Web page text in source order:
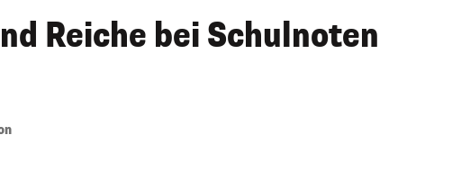
Reiche bei Schulnoten